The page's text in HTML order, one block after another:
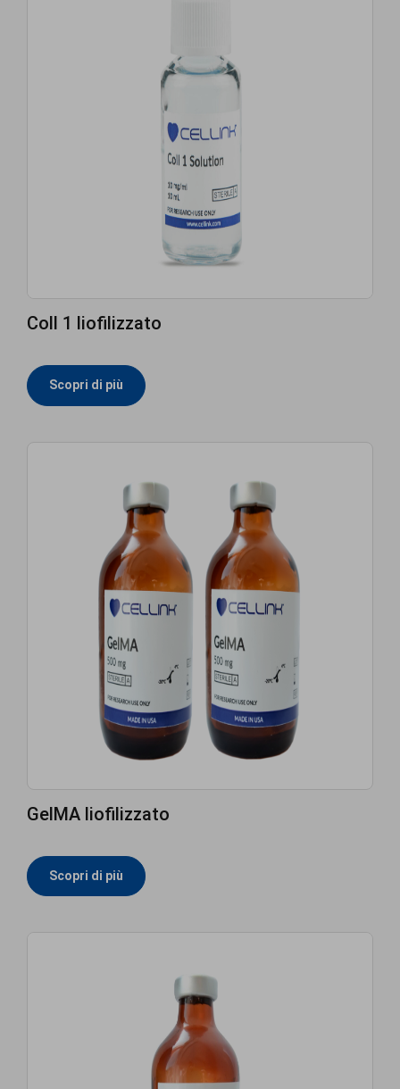
Coll 1 liofilizzato
Scopri di più
GelMA liofilizzato
Scopri di più